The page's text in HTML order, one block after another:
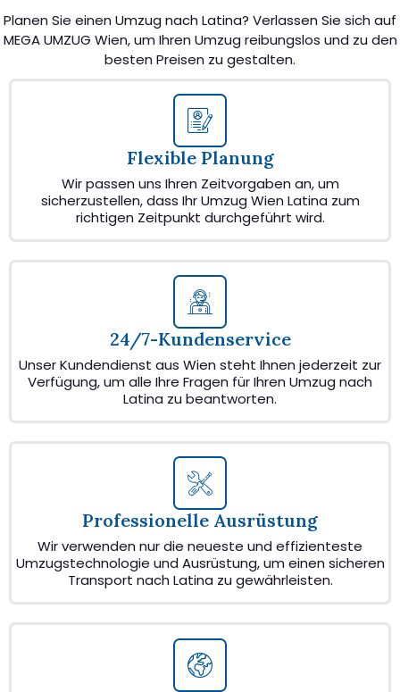
Planen Sie einen Umzug nach Latina? Verlassen Sie sich auf
MEGA UMZUG Wien, um Ihren Umzug reibungslos und zu den
besten Preisen zu gestalten.
Flexible Planung
Wir passen uns Ihren Zeitvorgaben an, um
sicherzustellen, dass Ihr Umzug Wien Latina zum
richtigen Zeitpunkt durchgeführt wird.
24/7-Kundenservice
Unser Kundendienst aus Wien steht Ihnen jederzeit zur
Verfügung, um alle Ihre Fragen für Ihren Umzug nach
Latina zu beantworten.
Professionelle Ausrüstung
Wir verwenden nur die neueste und effizienteste
Umzugstechnologie und Ausrüstung, um einen sicheren
Transport nach Latina zu gewährleisten.